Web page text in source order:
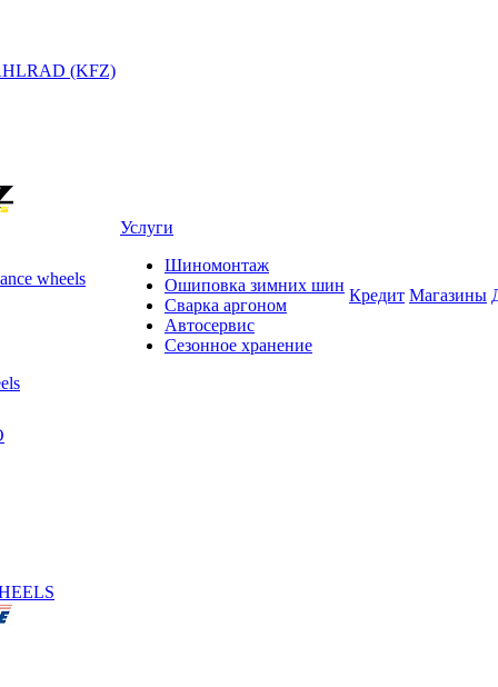
(KFZ)
wheels
Услуги
Шиномонтаж
Ошиповка зимних шин
Сварка аргоном
Автосервис
Сезонное хранение
Кредит Магазины